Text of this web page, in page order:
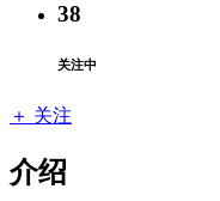
38
关注中
＋ 关注
介绍